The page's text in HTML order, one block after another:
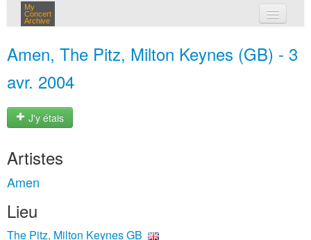
My
Concert
Archive
Amen, The Pitz, Milton Keynes (GB) - 3
avr. 2004
J'y étais
Artistes
Amen
Lieu
The Pitz, Milton Keynes GB